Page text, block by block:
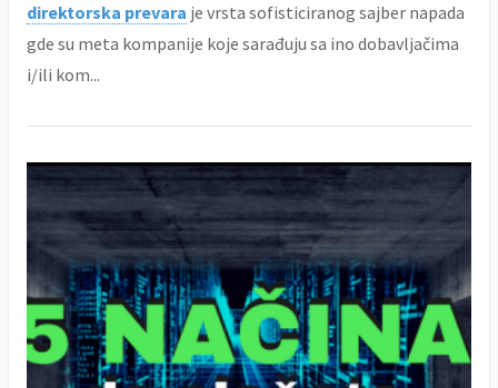
direktorska prevara je vrsta sofisticiranog sajber napada
gde su meta kompanije koje sarađuju sa ino dobavljačima
i/ili kom...